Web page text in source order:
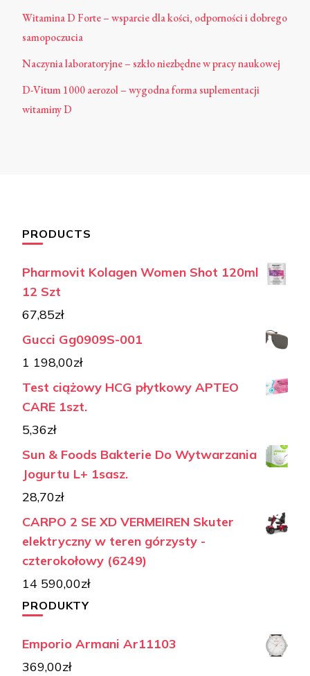
Witamina D Forte – wsparcie dla kości, odporności i dobrego
samopoczucia
Naczynia laboratoryjne – szkło niezbędne w pracy naukowej
D-Vitum 1000 aerozol – wygodna forma suplementacji
witaminy D
PRODUCTS
Pharmovit Kolagen Women Shot 120ml
12 Szt
67,85zł
Gucci Gg0909S-001
1 198,00zł
Test ciążowy HCG płytkowy APTEO
CARE 1szt.
5,36zł
Sun & Foods Bakterie Do Wytwarzania
Jogurtu L+ 1sasz.
28,70zł
CARPO 2 SE XD VERMEIREN Skuter
elektryczny w teren górzysty -
czterokołowy (6249)
14 590,00zł
PRODUKTY
Emporio Armani Ar11103
369,00zł